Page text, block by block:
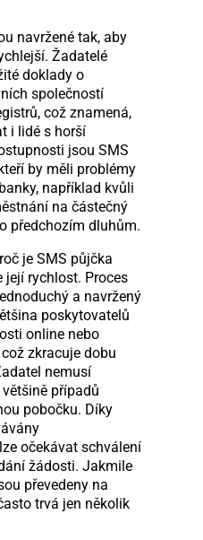
navržené tak, aby
Žadatelé
doklady o
společností
což znamená,
i lidé s horší
jsou SMS
by měli problémy
například kvůli
na částečný
předchozím dluhům.
je SMS půjčka
její rychlost. Proces
a navržený
poskytovatelů
online nebo
zkracuje dobu
nemusí
případů
pobočku. Díky
očekávat schválení
žádosti. Jakmile
převedeny na
trvá jen několik